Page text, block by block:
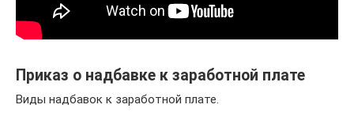
Приказ о надбавке к заработной плате
Виды надбавок к заработной плате.